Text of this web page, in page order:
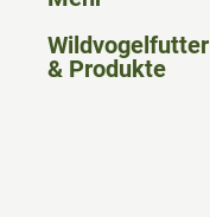
Wildvogelfutter
& Produkte